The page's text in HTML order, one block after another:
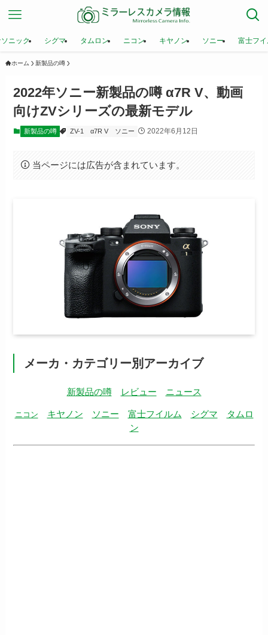
ニック シグマ タムロン ニコン キヤノン ソニー 富士フ
ホーム 新製品の噂
2022年ソニー新製品の噂 α7R V、動画
向けZVシリーズの最新モデル
新製品の噂 ZV-1 α7R V ソニー 2022年6月12日
当ページには広告が含まれています。
メーカ・カテゴリー別アーカイブ
新製品の噂 レビュー ニュース
ニコン キヤノン ソニー 富士フイルム シグマ
タムロ
ン